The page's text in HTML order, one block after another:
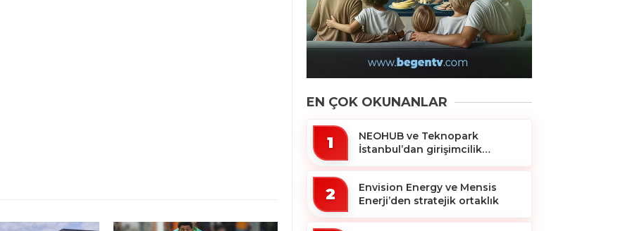
EN ÇOK OKUNANLAR
1
NEOHUB ve Teknopark
İstanbul’dan girişimcilik
2
Envision Energy ve Mensis
Enerji’den stratejik ortaklık